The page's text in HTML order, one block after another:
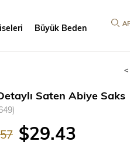
Büyük Beden
<
Saten Abiye Saks
$29.43